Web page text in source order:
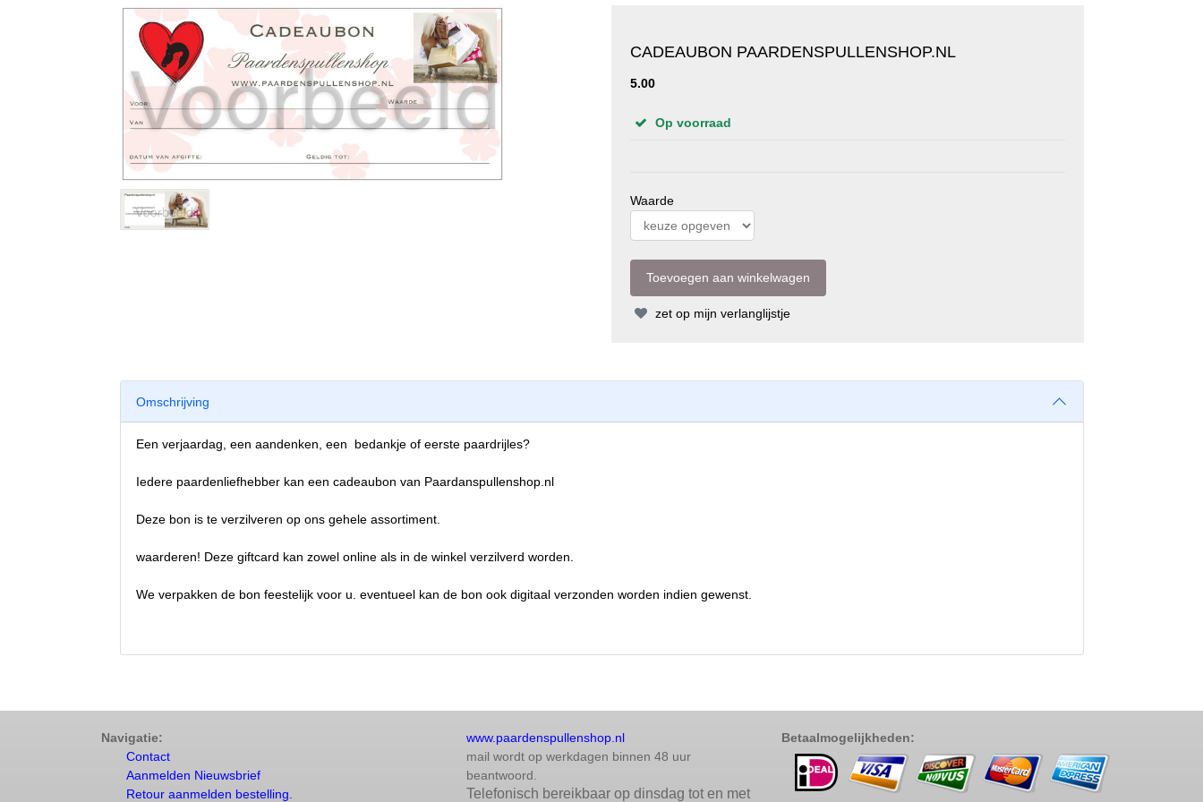
CADEAUBON PAARDENSPULLENSHOP.NL
5.00
Op voorraad
Waarde
zet op mijn verlanglijstje
Omschrijving
Een verjaardag, een aandenken, een bedankje of eerste paardrijles?
Iedere paardenliefhebber kan een cadeaubon van Paardanspullenshop.nl
Deze bon is te verzilveren op ons gehele assortiment.
waarderen! Deze giftcard kan zowel online als in de winkel verzilverd worden.
We verpakken de bon feestelijk voor u. eventueel kan de bon ook digitaal verzonden worden indien gewenst.
Navigatie:
Contact
Aanmelden Nieuwsbrief
Retour aanmelden bestelling.
www.paardenspullenshop.nl
mail wordt op werkdagen binnen 48 uur
beantwoord.
Telefonisch bereikbaar op dinsdag tot en met
Betaalmogelijkheden: